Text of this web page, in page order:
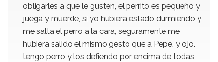
obligarles a que le gusten, el perrito es pequeño y
juega y muerde, si yo hubiera estado durmiendo y
me salta el perro a la cara, seguramente me
hubiera salido el mismo gesto que a Pepe, y ojo,
tengo perro y los defiendo por encima de todas